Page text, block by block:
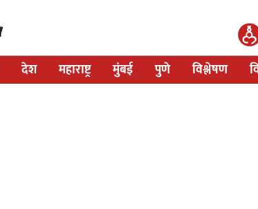
देश महाराष्ट्र मुंबई पुणे विश्लेषण